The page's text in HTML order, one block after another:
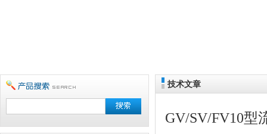
技术文章
GV/SV/FV10型